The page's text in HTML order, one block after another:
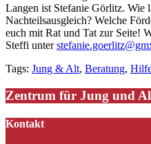
Langen ist Stefanie Görlitz. Wie
Nachteilsausgleich? Welche
euch mit Rat und Tat zur Seite!
Steffi unter
Tags: Jung & Alt, Beratung,
Zentrum für Jung und
Kontakt